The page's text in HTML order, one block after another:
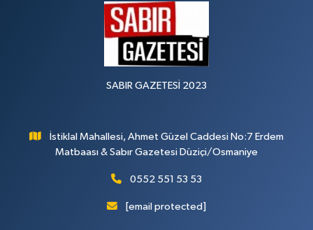
SABIR GAZETESİ 2023
İstiklal Mahallesi, Ahmet Güzel Caddesi No:7 Erdem
Matbaası & Sabır Gazetesi Düziçi/Osmaniye
0552 551 53 53
[email protected]